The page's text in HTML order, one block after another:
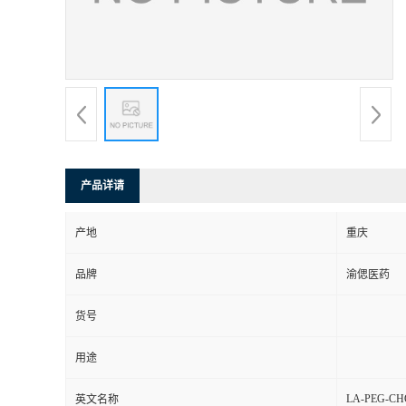
产品详请
产地 重庆
品牌 渝偲医药
货号
用途
英文名称 LA-PEG-